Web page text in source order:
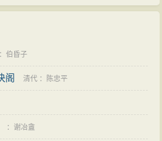
：伯昏子
阁 清代 ： 陈忠平
：谢冶盦